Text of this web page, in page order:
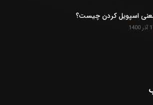
اسپویل کردن چیست؟